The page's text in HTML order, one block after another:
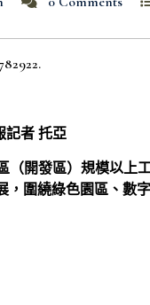
記者 托亞
（開發區）規模以上
，圍繞綠色園區、